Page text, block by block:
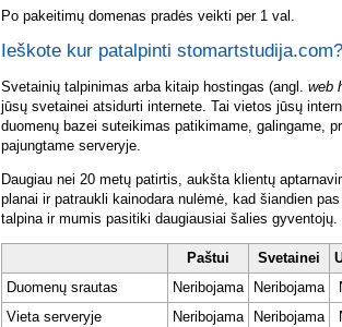
Po pakeitimų domenas pradės veikti per 1 val.
Ieškote kur patalpinti stomartstudija.com?
Svetainių talpinimas arba kitaip hostingas (angl. web
jūsų svetainei atsidurti internete. Tai vietos jūsų
duomenų bazei suteikimas patikimame, galingame,
pajungtame serveryje.
Daugiau nei 20 metų patirtis, aukšta klientų
planai ir patraukli kainodara nulėmė, kad šiandien
talpina ir mumis pasitiki daugiausiai šalies gyventojų.
Paštui Svetainei
Duomenų srautas
Neribojama Neribojama
Vieta serveryje
Neribojama Neribojama